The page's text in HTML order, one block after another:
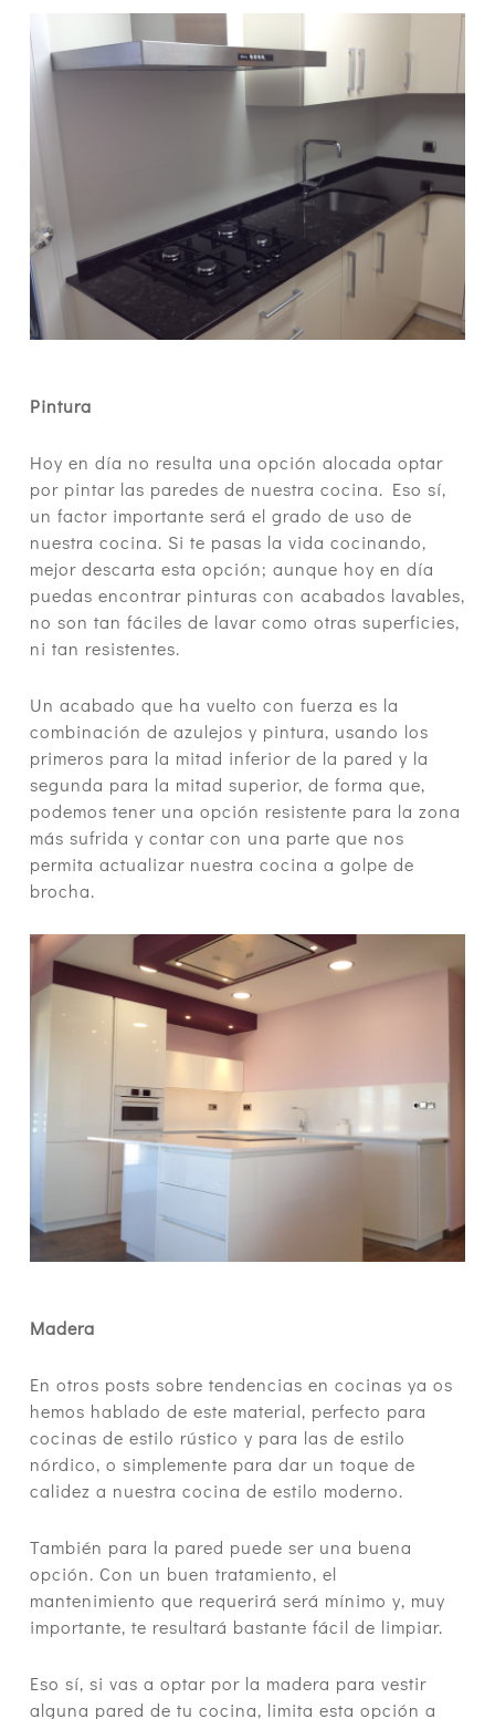
Pintura
Hoy en día no resulta una opción alocada optar
por pintar las paredes de nuestra cocina. Eso sí,
un factor importante será el grado de uso de
nuestra cocina. Si te pasas la vida cocinando,
mejor descarta esta opción; aunque hoy en día
puedas encontrar pinturas con acabados lavables,
no son tan fáciles de lavar como otras superficies,
ni tan resistentes.
Un acabado que ha vuelto con fuerza es la
combinación de azulejos y pintura, usando los
primeros para la mitad inferior de la pared y la
segunda para la mitad superior, de forma que,
podemos tener una opción resistente para la zona
más sufrida y contar con una parte que nos
permita actualizar nuestra cocina a golpe de
brocha.
Madera
En otros posts sobre tendencias en cocinas ya os
hemos hablado de este material, perfecto para
cocinas de estilo rústico y para las de estilo
nórdico, o simplemente para dar un toque de
calidez a nuestra cocina de estilo moderno.
También para la pared puede ser una buena
opción. Con un buen tratamiento, el
mantenimiento que requerirá será mínimo y, muy
importante, te resultará bastante fácil de limpiar.
Eso sí, si vas a optar por la madera para vestir
alguna pared de tu cocina, limita esta opción a